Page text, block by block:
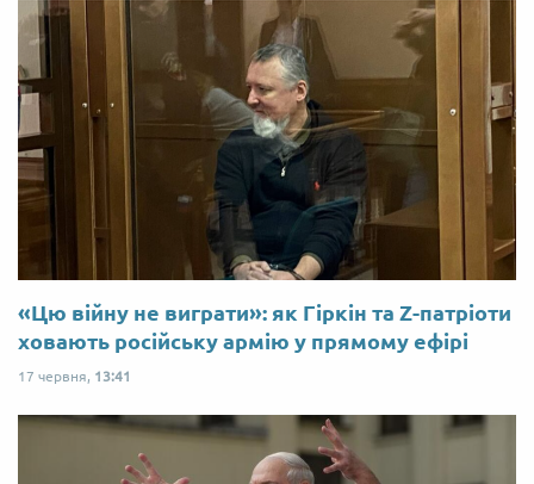
«Цю війну не виграти»: як Гіркін та Z-патріоти
ховають російську армію у прямому ефірі
17 червня, 13:41